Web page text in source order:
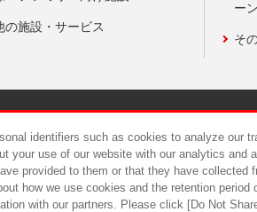
の施設・サービス
ー
そ
食品のご
identifiers such as cookies to analyze our
your use of our website with our analytics and
provided to them or that they have
how we use cookies and the retention
with our partners. Please click [Do Not